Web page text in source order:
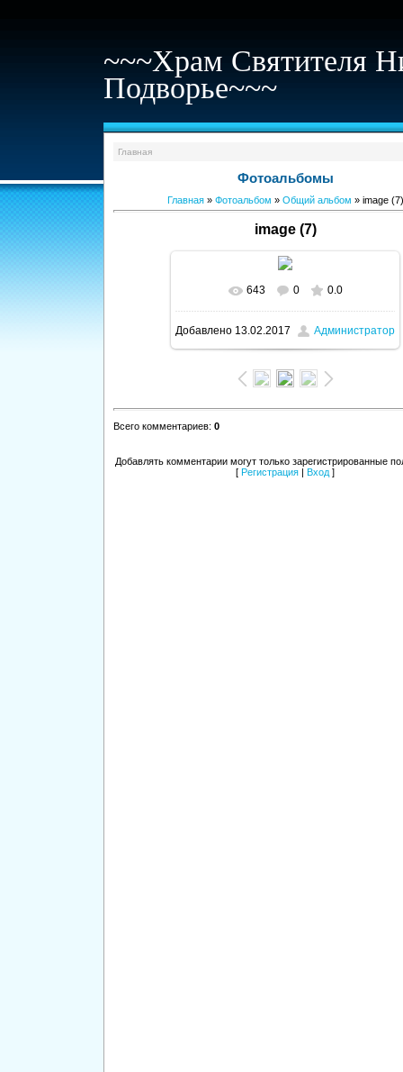
~~~Храм Святителя
Подворье~~~
Главная
Фотоальбомы
Главная» Фотоальбом » Общий альбом » image (7)
image (7)
В реальном размере 1600x1200
273.4Kb
643 0 0.0
Добавлено 13.02.2017 Администратор
Всего комментариев: 0
Добавлять комментарии могут только зарегистрированные
[ Регистрация Вход ]